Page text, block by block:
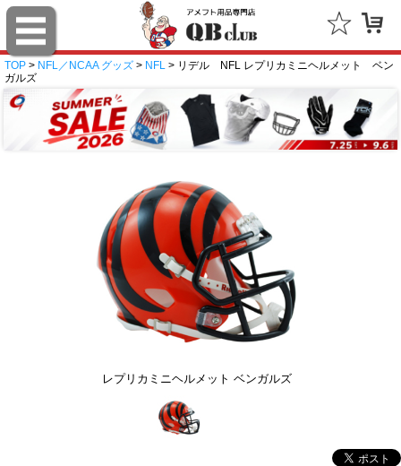
TOP > NFL／NCAA グッズ > NFL > リデル NFL レプリカミニヘルメット ベン
ガルズ
レプリカミニヘルメット ベンガルズ